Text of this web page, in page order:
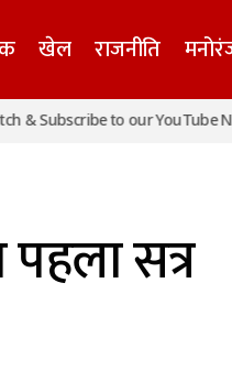
खेल राजनीति
& Subscribe to our YouTube
सत्र